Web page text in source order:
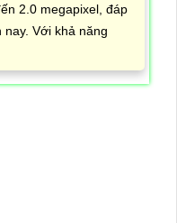
2.0 megapixel, đáp
Với khả năng